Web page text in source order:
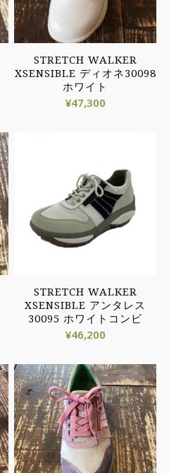
STRETCH WALKER
XSENSIBLE ディオネ30098
ホワイト
¥47,300
STRETCH WALKER
XSENSIBLE アンタレス
30095 ホワイトコンビ
¥46,200